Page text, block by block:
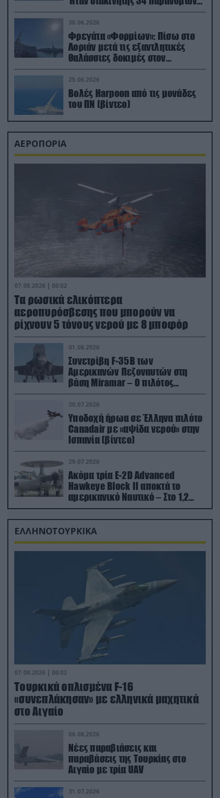
μεταναστών
30.06.2026
Φρεγάτα «Φορμίων»: Πίσω στο
Λοριάν μετά τις εξαντλητικές
θαλάσσιες δοκιμές στον
απαιτητικό Βισκαϊκό
25.06.2026
Βολές Harpoon από τις μονάδες
του ΠΝ (βίντεο)
ΑΕΡΟΠΟΡΙΑ
07.08.2026 | 00:02
Τα ρωσικά ελικόπτερα
αεροπυρόσβεσης που μπορούν να
ρίχνουν 5 τόνους νερού με 8 μποφόρ
01.08.2026
Συνετρίβη F-35B των
Αμερικανών Πεζοναυτών στη
βάση Miramar – Ο πιλότος
εκτινάχθηκε εγκαίρως
30.07.2026
Υποδοχή ήρωα σε Έλληνα πιλότο
Canadair με «αψίδα νερού» στην
Ισπανία (βίντεο)
29.07.2026
Ακόμα τρία E-2D Advanced
Hawkeye Block II αποκτά το
αμερικανικό Ναυτικό – Στο 1,2
δισ.δολάρια το κόστος
ΕΛΛΗΝΟΤΟΥΡΚΙΚΑ
07.08.2026 | 00:02
Τουρκικά οπλισμένα F-16
«συνεπλάκησαν» με ελληνικά μαχητικά
στο Αιγαίο
06.08.2026
Νέες παραβιάσεις και
παραβάσεις της Τουρκίας στο
Αιγαίο με τρία UAV
31.07.2026